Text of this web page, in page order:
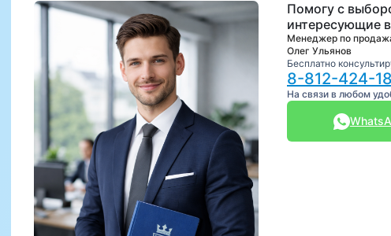
Помогу с
интересующие
Менеджер по
Олег Ульянов
Бесплатно
8-812-424-
На связи в любом